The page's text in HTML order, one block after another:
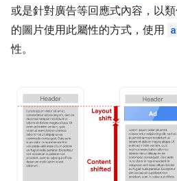
或是針對廣告等回應式內容，以
的圖片使用此屬性的方式，使用
性。